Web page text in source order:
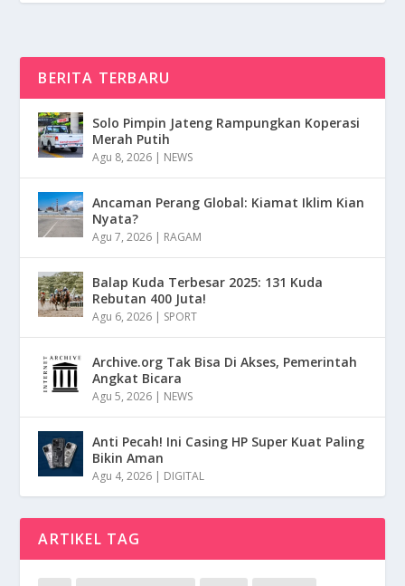
BERITA TERBARU
Solo Pimpin Jateng Rampungkan Koperasi
Merah Putih
Agu 8, 2026 | NEWS
Ancaman Perang Global: Kiamat Iklim Kian
Nyata?
Agu 7, 2026 | RAGAM
Balap Kuda Terbesar 2025: 131 Kuda
Rebutan 400 Juta!
Agu 6, 2026 | SPORT
Archive.org Tak Bisa Di Akses, Pemerintah
Angkat Bicara
Agu 5, 2026 | NEWS
Anti Pecah! Ini Casing HP Super Kuat Paling
Bikin Aman
Agu 4, 2026 | DIGITAL
ARTIKEL TAG